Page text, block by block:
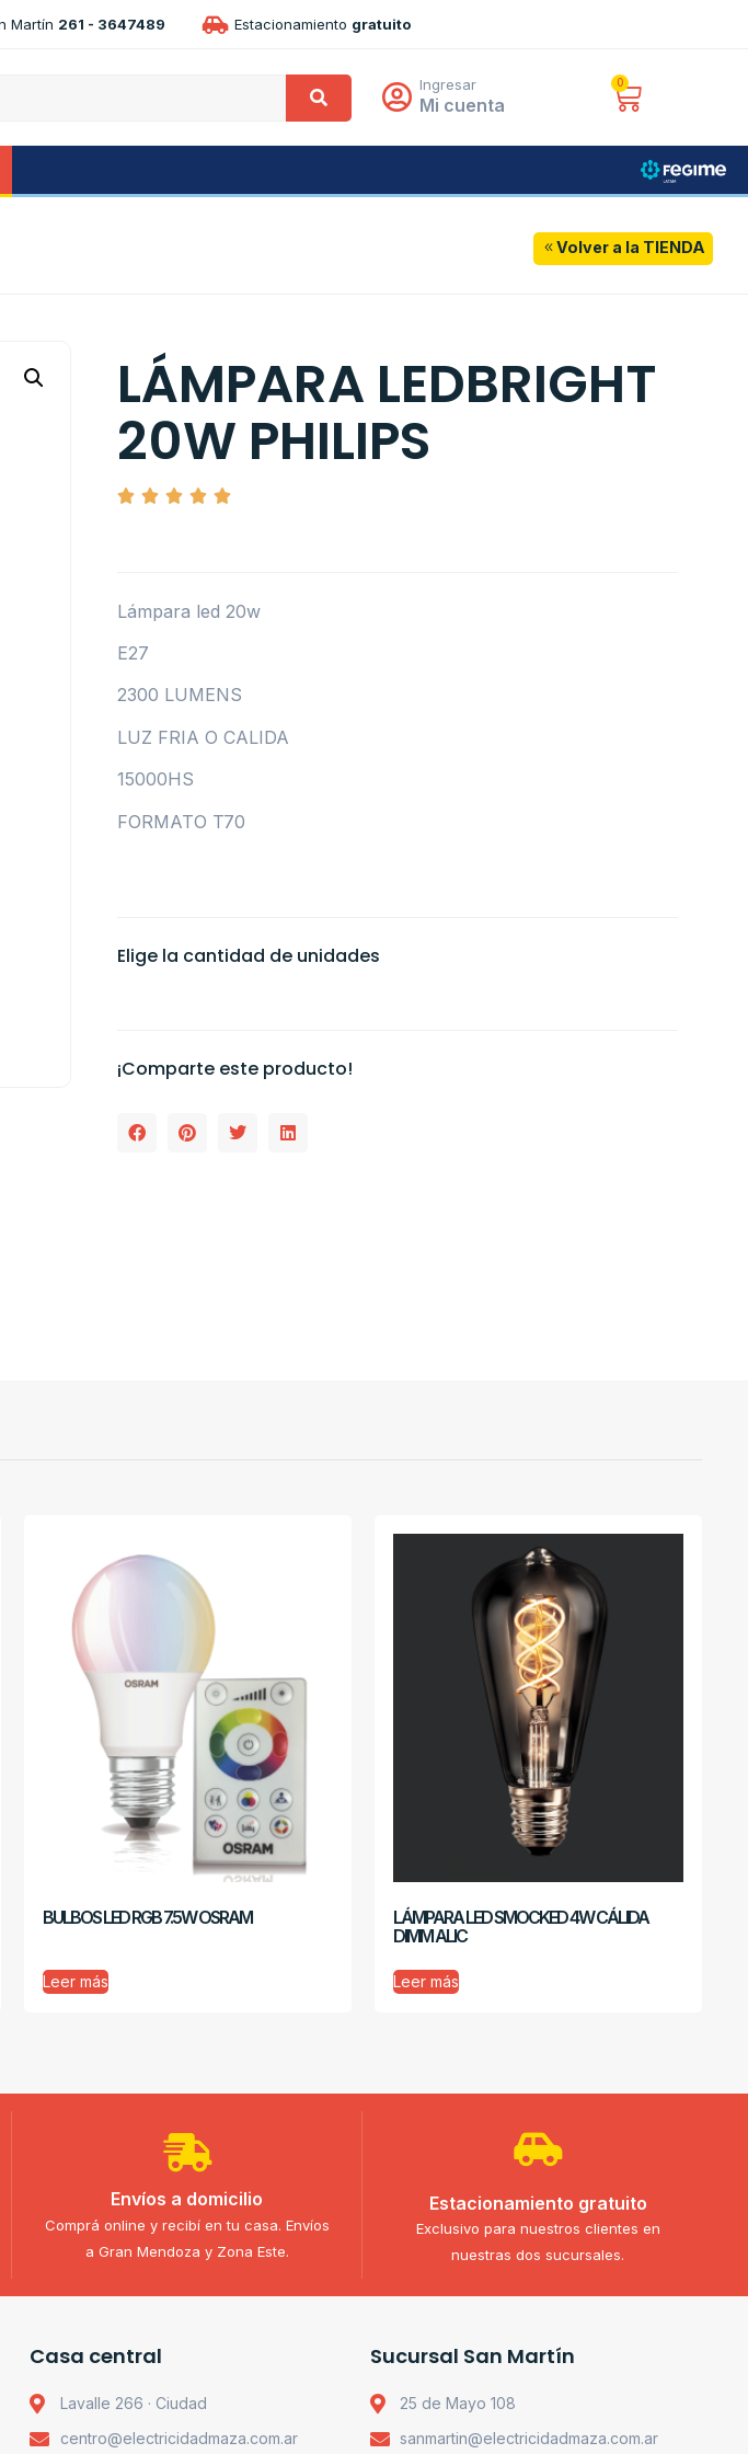
Martín 261 - 3647489 Estacionamiento gratuito
Ingresar
Mi cuenta
0
Volver a la TIENDA
LÁMPARA LEDBRIGHT
20W PHILIPS
Lámpara led 20w
E27
2300 LUMENS
LUZ FRIA O CALIDA
15000HS
FORMATO T70
Elige la cantidad de unidades
¡Comparte este producto!
BULBOS LED RGB 7.5W OSRAM
Leer más
LÁMPARA LED SMOCKED 4W CÁLIDA
DIMM ALIC
Leer más
Envíos a domicilio
Comprá online y recibí en tu casa. Envíos
a Gran Mendoza y Zona Este.
Estacionamiento gratuito
Exclusivo para nuestros clientes en
nuestras dos sucursales.
Casa central
Lavalle 266 · Ciudad
centro@electricidadmaza.com.ar
Sucursal San Martín
25 de Mayo 108
sanmartin@electricidadmaza.com.ar